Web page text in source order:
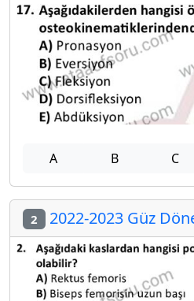
A B C
2 2022-2023 Güz